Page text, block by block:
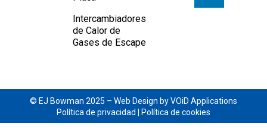
Intercambiadores
de Calor de
Gases de Escape
© EJ Bowman 2025 – Web Design by VOiD Applications
Política de privacidad
Política de cookies